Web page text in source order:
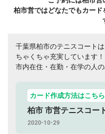
柏市営ではどなたでもカー
千葉県柏市のテニスコート
ちゃくちゃ充実しています！
市内在住・在勤・在学の人
カード作成方法はこちら
柏市 市営テニスコー
2020-10-29